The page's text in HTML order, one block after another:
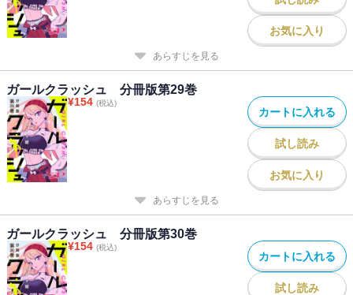
お気に入り
あらすじを見る
ガールクラッシュ 分冊版第29巻
¥154 (税込)
カートに入れる
試し読み
お気に入り
あらすじを見る
ガールクラッシュ 分冊版第30巻
¥154 (税込)
カートに入れる
試し読み